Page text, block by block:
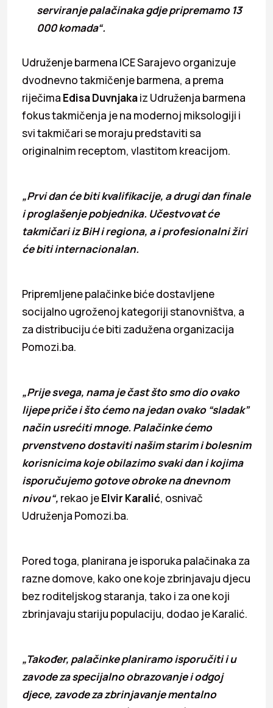
serviranje palačinaka gdje pripremamo 13
000 komada“.
Udruženje barmena ICE Sarajevo organizuje
dvodnevno takmičenje barmena, a prema
riječima Edisa Duvnjakaiz Udruženja barmena
fokus takmičenja je na modernoj miksologiji i
svi takmičari se moraju predstaviti sa
originalnim receptom, vlastitom kreacijom.
„Prvi dan će biti kvalifikacije, a drugi dan finale
i proglašenje pobjednika. Učestvovat će
takmičari iz BiH i regiona, a i profesionalni žiri
će biti internacionalan.
Pripremljene palačinke biće dostavljene
socijalno ugroženoj kategoriji stanovništva, a
za distribuciju će biti zadužena organizacija
Pomozi.ba.
„Prije svega, nama je čast što smo dio ovako
lijepe priče i što ćemo na jedan ovako “sladak”
način usrećiti mnoge. Palačinke ćemo
prvenstveno dostaviti našim starim i bolesnim
korisnicima koje obilazimo svaki dan i kojima
isporučujemo gotove obroke na dnevnom
nivou“, rekao jeElvir Karalić, osnivač
Udruženja Pomozi.ba.
Pored toga, planirana je isporuka palačinaka za
razne domove, kako one koje zbrinjavaju djecu
bez roditeljskog staranja, tako i za one koji
zbrinjavaju stariju populaciju, dodao je Karalić.
„Također, palačinke planiramo isporučiti i u
zavode za specijalno obrazovanje i odgoj
djece, zavode za zbrinjavanje mentalno